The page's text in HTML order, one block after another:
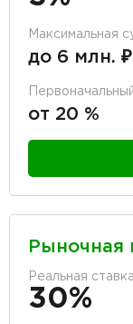
Максимальная
до 6 млн. ₽
от 20 %
Рыночная
Реальная ставка
30%